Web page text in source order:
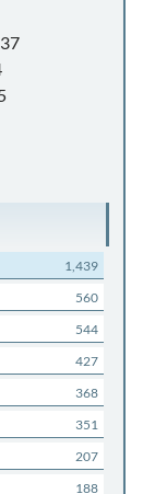
1,439
560
544
427
368
351
207
188